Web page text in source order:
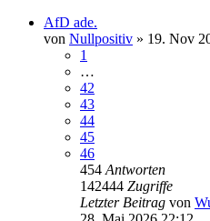
AfD ade.
von Nullpositiv » 19. Nov
1
…
42
43
44
45
46
454 Antworten
142444 Zugriffe
Letzter Beitrag von